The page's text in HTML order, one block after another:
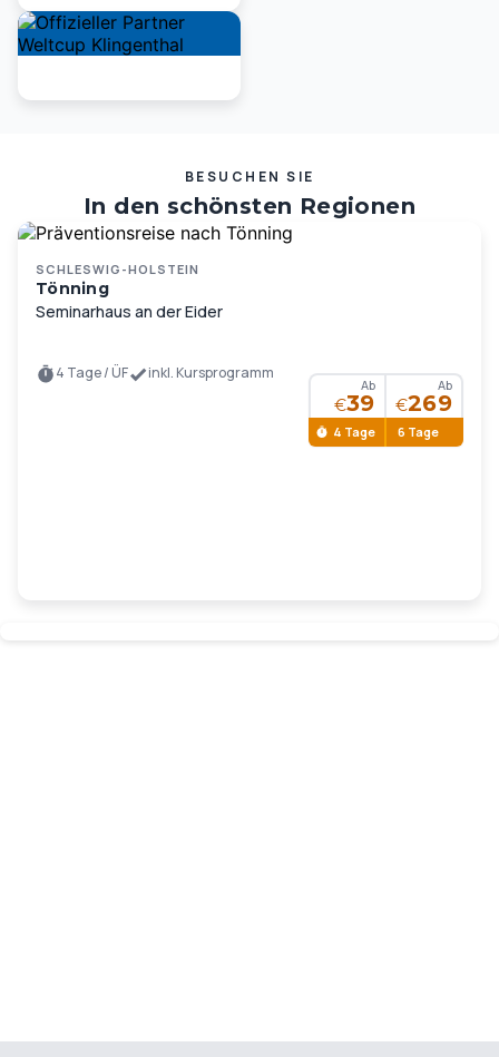
BESUCHEN SIE
In den schönsten Regionen
Deutschlands und Europas …
Ab
€39
4 Tage
Ab
€269
6 Tage
SCHLESWIG-HOLSTEIN
Tönning
Seminarhaus an der Eider
4 Tage / ÜF inkl. Kursprogramm